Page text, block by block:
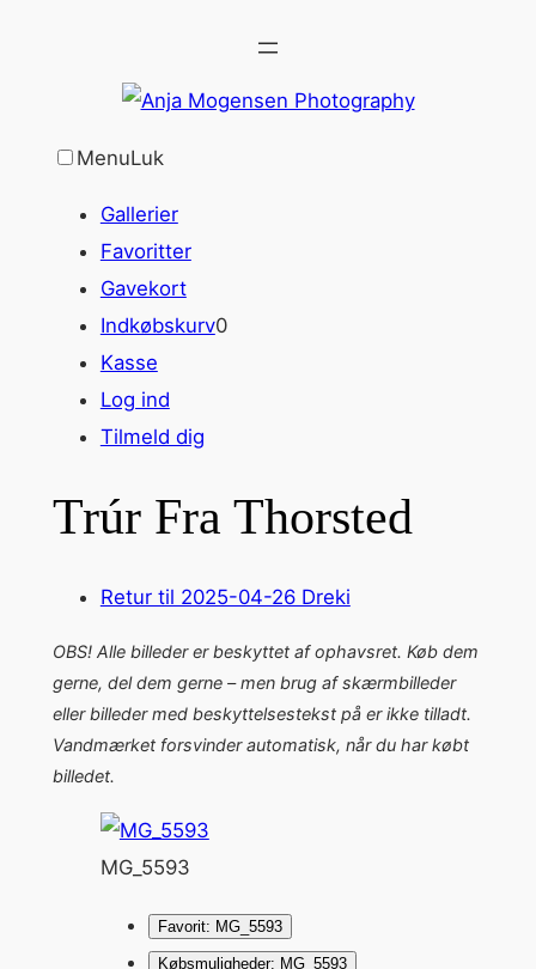
MenuLuk
Gallerier
Favoritter
Gavekort
Indkøbskurv0
Kasse
Log ind
Tilmeld dig
Trúr Fra Thorsted
Retur til 2025-04-26 Dreki
OBS! Alle billeder er beskyttet af ophavsret. Køb dem
gerne, del dem gerne – men brug af skærmbilleder
eller billeder med beskyttelsestekst på er ikke tilladt.
Vandmærket forsvinder automatisk, når du har købt
billedet.
MG_5593
Favorit: MG_5593
Købsmuligheder: MG_5593